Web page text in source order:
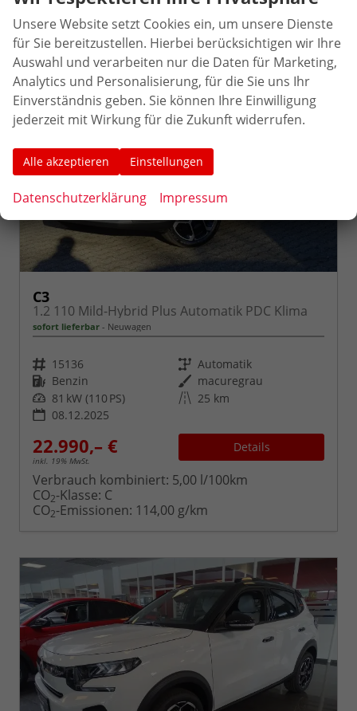
C3
1.2 110 Mild-Hybrid Plus Automatik PDC Klima
sofort lieferbar Neuwagen
Fahrzeugnr. 15136 Getriebe Automatik
Kraftstoff Benzin Außenfarbe macuregrau
Leistung 81 kW (110 PS) Kilometerstand 25 km
08.12.2025
22.990,– €
inkl. 19% MwSt.
Details
Verbrauch kombiniert: 5,00 l/100km
CO2-Klasse: C
CO2-Emissionen: 114,00 g/km
Unsere Website setzt Cookies ein, um unsere Dienste
für Sie bereitzustellen. Hierbei berücksichtigen wir Ihre
Auswahl und verarbeiten nur die Daten für Marketing,
Analytics und Personalisierung, für die Sie uns Ihr
Einverständnis geben. Sie können Ihre Einwilligung
jederzeit mit Wirkung für die Zukunft widerrufen.
Alle akzeptieren Einstellungen
Datenschutzerklärung Impressum